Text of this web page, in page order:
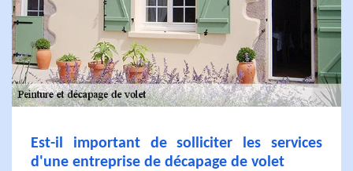
Est-il important de solliciter les services
d'une entreprise de décapage de volet